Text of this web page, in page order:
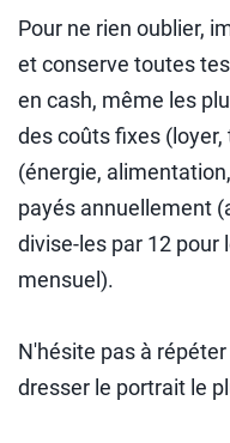
Pour ne rien oublier,
et conserve toutes
en cash, même les
des coûts fixes
(énergie,
payés annuellement
divise-les par 12 pour
mensuel).
N'hésite pas à
dresser le portrait le